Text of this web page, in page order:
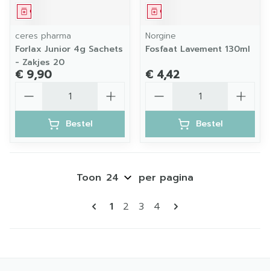
Geneesmiddel
ceres pharma
Forlax Junior 4g Sachets
- Zakjes 20
€ 9,90
Bestel
Geneesmiddel
Norgine
Fosfaat Lavement 130ml
€ 4,42
Bestel
Pagina's
U lees momenteel pagina
1 Pagina
2 Pagina
3 Pagina
4
Toon per pagina